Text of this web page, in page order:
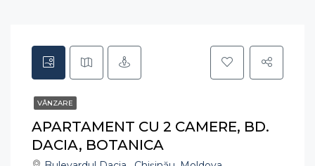
VÂNZARE
APARTAMENT CU 2 CAMERE, BD.
DACIA, BOTANICA